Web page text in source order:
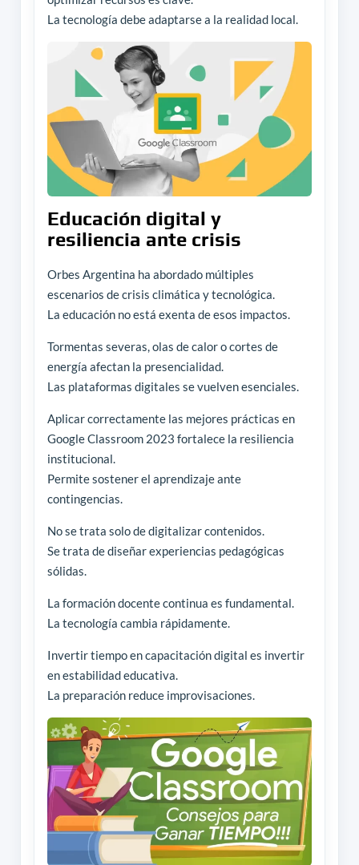
La tecnología debe adaptarse a la realidad local.
Educación digital y
resiliencia ante crisis
Orbes Argentina ha abordado múltiples
escenarios de crisis climática y tecnológica.
La educación no está exenta de esos impactos.
Tormentas severas, olas de calor o cortes de
energía afectan la presencialidad.
Las plataformas digitales se vuelven esenciales.
Aplicar correctamente las mejores prácticas en
Google Classroom 2023 fortalece la resiliencia
institucional.
Permite sostener el aprendizaje ante
contingencias.
No se trata solo de digitalizar contenidos.
Se trata de diseñar experiencias pedagógicas
sólidas.
La formación docente continua es fundamental.
La tecnología cambia rápidamente.
Invertir tiempo en capacitación digital es invertir
en estabilidad educativa.
La preparación reduce improvisaciones.